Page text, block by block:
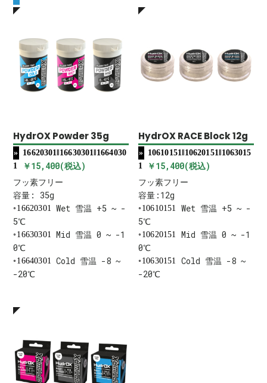
HydrOX Powder 35g
16620301‖16630301‖1664030
1
￥15,400(税込)
フッ素フリー
容量: 35g
16620301
Wet 雪温 +5 ~ -
5℃
16630301
Mid 雪温 0 ~ -1
0℃
16640301
Cold 雪温 -8 ~
-20℃
HydrOX RACE Block 12g
10610151‖10620151‖1063015
1
￥15,400(税込)
フッ素フリー
容量:12g
10610151
Wet 雪温 +5 ~ -
5℃
10620151
Mid 雪温 0 ~ -1
0℃
10630151
Cold 雪温 -8 ~
-20℃